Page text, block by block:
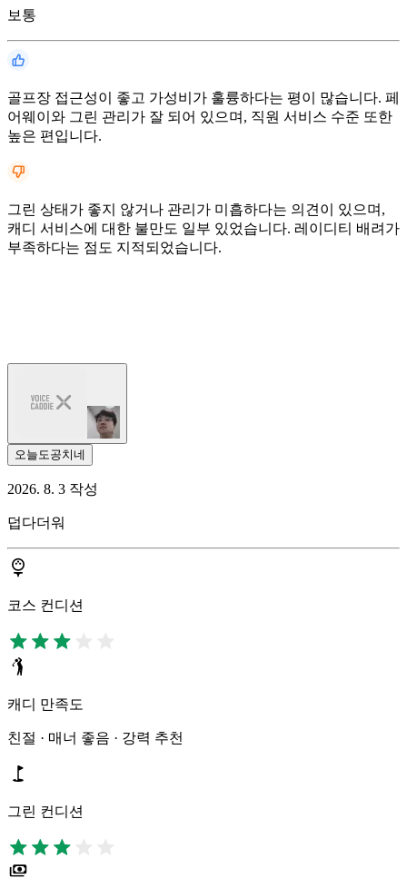
보통
골프장 접근성이 좋고 가성비가 훌륭하다는 평이 많습니다. 페
어웨이와 그린 관리가 잘 되어 있으며, 직원 서비스 수준 또한
높은 편입니다.
그린 상태가 좋지 않거나 관리가 미흡하다는 의견이 있으며,
캐디 서비스에 대한 불만도 일부 있었습니다. 레이디티 배려가
부족하다는 점도 지적되었습니다.
오늘도공치네
2026. 8. 3 작성
덥다더워
코스 컨디션
캐디 만족도
친절 · 매너 좋음 · 강력 추천
그린 컨디션